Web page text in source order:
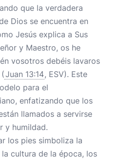
que la verdadera
Dios se encuentra en
Jesús explica a Sus
y Maestro, os he
vosotros debéis lavaros
Juan 13:14, ESV). Este
para el
enfatizando que los
llamados a servirse
y humildad.
los pies simboliza la
cultura de la época, los